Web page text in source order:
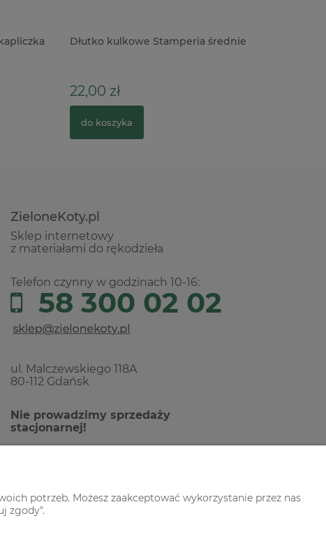
Dłutko kulkowe Stamperia średnie
22,00 zł
do koszyka
ZieloneKoty.pl
Sklep internetowy
z materiałami do rękodzieła
Telefon czynny w godzinach 10-16:
58 300 02 02
ul. Malczewskiego 118A
80-112 Gdańsk
Nie prowadzimy sprzedaży
stacjonarnej!
potrzeb. Możesz zaakceptować wykorzystanie przez nas
zgody".